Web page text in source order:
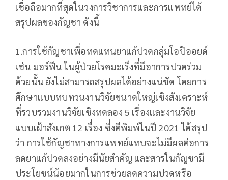
เชื่อถือมากที่สุดในวงการวิชาการและการแพทย์ได้
สรุปผลของกัญชา ดังนี้
1.การใช้กัญชาเพื่อทดแทนยาแก้ปวดกลุ่มโอปิออยด์
เช่น มอร์ฟีน ในผู้ป่วยโรคมะเร็งที่มีอาการปวดร่วม
ด้วยนั้น ยังไม่สามารถสรุปผลได้อย่างแน่ชัด โดยการ
ศึกษาแบบทบทวนงานวิจัยขนาดใหญ่เชิงสังเคราะห์
ที่รวบรวมงานวิจัยเชิงทดลอง 5 เรื่องและงานวิจัย
แบบเฝ้าสังเกต 12 เรื่อง ซึ่งตีพิมพ์ในปี 2021 ได้สรุป
ว่า การใช้กัญชาทางการแพทย์แทบจะไม่มีผลต่อการ
ลดยาแก้ปวดลงอย่างมีนัยสำคัญ และสารในกัญชามี
ประโยชน์น้อยมากในการช่วยลดความปวดหรือ